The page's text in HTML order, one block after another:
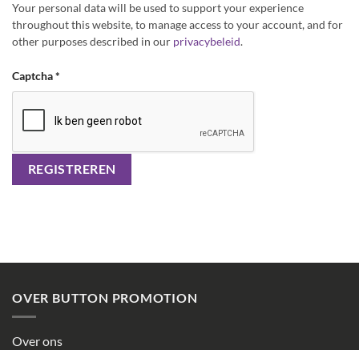
Your personal data will be used to support your experience
throughout this website, to manage access to your account, and for
other purposes described in our privacybeleid.
Captcha*
REGISTREREN
OVER BUTTON PROMOTION
Over ons